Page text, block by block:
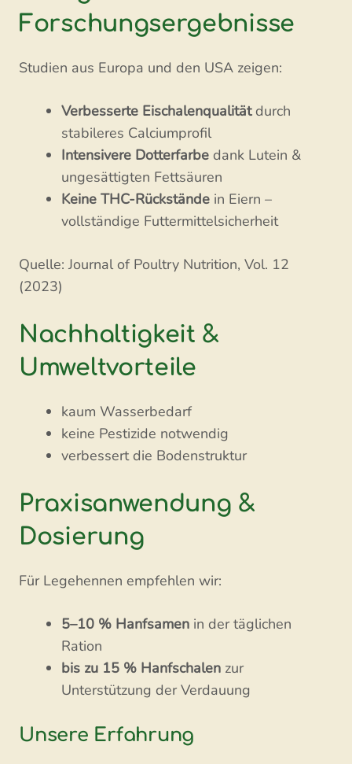
Forschungsergebnisse
Studien aus Europa und den USA zeigen:
Verbesserte Eischalenqualitätdurch
stabileres Calciumprofil
Intensivere Dotterfarbe dank Lutein &
ungesättigten Fettsäuren
Keine THC-Rückstände in Eiern –
vollständige Futtermittelsicherheit
Quelle: Journal of Poultry Nutrition, Vol. 12
(2023)
Nachhaltigkeit &
Umweltvorteile
kaum Wasserbedarf
keine Pestizide notwendig
verbessert die Bodenstruktur
Praxisanwendung &
Dosierung
Für Legehennen empfehlen wir:
5–10 % Hanfsamen in der täglichen
Ration
bis zu 15 % Hanfschalen zur
Unterstützung der Verdauung
Unsere Erfahrung